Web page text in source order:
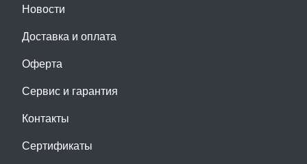
Новости
Доставка и оплата
Оферта
Сервис и гарантия
Контакты
Сертификаты